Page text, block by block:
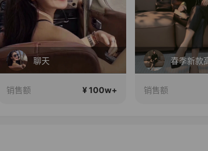
春季新款高品质大上新
销售额 ¥ 100w+ 销售额